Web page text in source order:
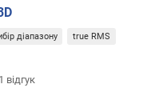
діапазону true RMS
1 відгук